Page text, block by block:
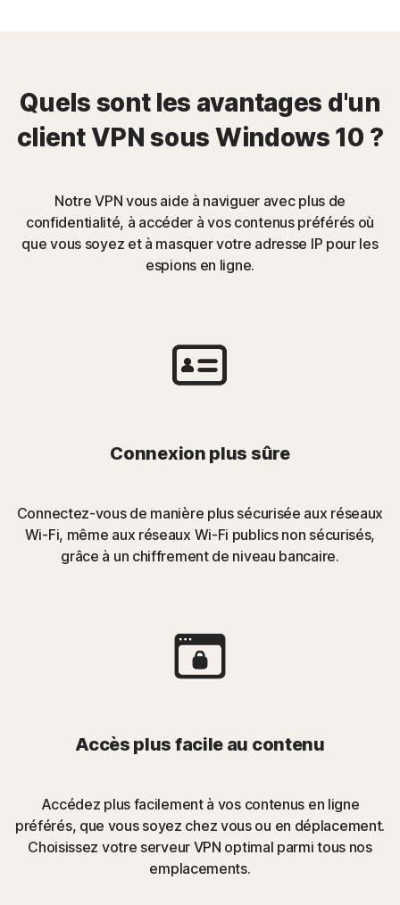
Quels sont les avantages d'un
client VPN sous Windows 10 ?
Notre VPN vous aide à naviguer avec plus de
confidentialité, à accéder à vos contenus préférés où
que vous soyez et à masquer votre adresse IP pour les
espions en ligne.
Connexion plus sûre
Connectez-vous de manière plus sécurisée aux réseaux
Wi-Fi, même aux réseaux Wi-Fi publics non sécurisés,
grâce à un chiffrement de niveau bancaire.
Accès plus facile au contenu
Accédez plus facilement à vos contenus en ligne
préférés, que vous soyez chez vous ou en déplacement.
Choisissez votre serveur VPN optimal parmi tous nos
emplacements.